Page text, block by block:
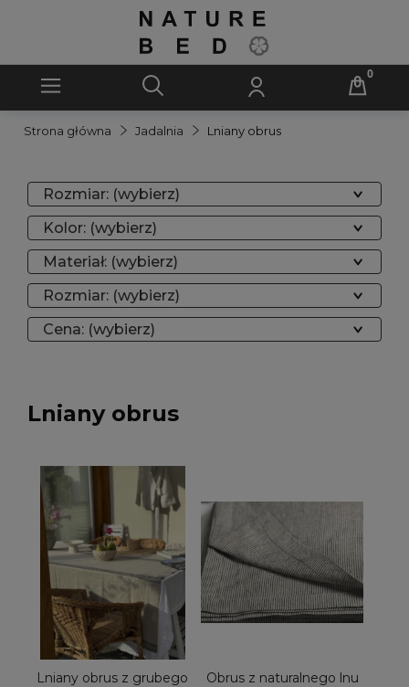
Strona główna Jadalnia Lniany obrus
Rozmiar: (wybierz)
Kolor: (wybierz)
Materiał: (wybierz)
Rozmiar: (wybierz)
Cena: (wybierz)
Lniany obrus
Lniany obrus z grubego
Obrus z naturalnego lnu